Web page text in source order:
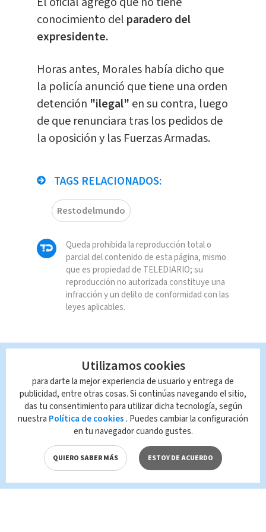
conocimiento del paradero del
expresidente.
Horas antes, Morales había dicho que
la policía anunció que tiene una orden
detención "ilegal" en su contra, luego
de que renunciara tras los pedidos de
la oposición y las Fuerzas Armadas.
TAGS RELACIONADOS:
Restodelmundo
Queda prohibida la reproducción total o
parcial del contenido de esta página, mismo
que es propiedad de TELEDIARIO; su
reproducción no autorizada constituye una
infracción y un delito de conformidad con las
leyes aplicables.
Utilizamos cookies
para darte la mejor experiencia de usuario y entrega de
publicidad, entre otras cosas. Si continúas navegando el sitio,
das tu consentimiento para utilizar dicha tecnología, según
nuestra Política de cookies . Puedes cambiar la configuración
en tu navegador cuando gustes.
QUIERO SABER MÁS ESTOY DE ACUERDO